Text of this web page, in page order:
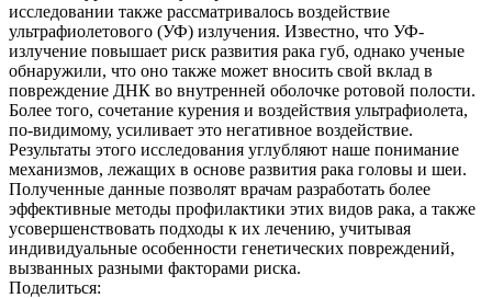
исследовании также рассматривалось воздействие
ультрафиолетового (УФ) излучения. Известно, что УФ-
излучение повышает риск развития рака губ, однако ученые
обнаружили, что оно также может вносить свой вклад в
повреждение ДНК во внутренней оболочке ротовой полости.
Более того, сочетание курения и воздействия ультрафиолета,
по-видимому, усиливает это негативное воздействие.
Результаты этого исследования углубляют наше понимание
механизмов, лежащих в основе развития рака головы и шеи.
Полученные данные позволят врачам разработать более
эффективные методы профилактики этих видов рака, а также
усовершенствовать подходы к их лечению, учитывая
индивидуальные особенности генетических повреждений,
вызванных разными факторами риска.
Поделиться: